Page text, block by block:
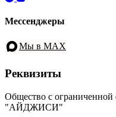
Мессенджеры
Мы в MAX
Реквизиты
Общество с
"АЙДЖИСИ"